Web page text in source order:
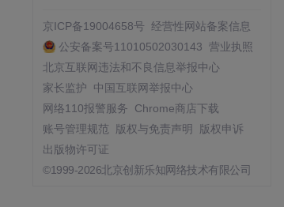
京ICP备19004658号 经营性网站备案信息
公安备案号11010502030143 营业执照
北京互联网违法和不良信息举报中心
家长监护
中国互联网举报中心
网络110报警服务
Chrome商店下载
账号管理规范
版权与免责声明
版权申诉
出版物许可证
©1999-2026北京创新乐知网络技术有限公司